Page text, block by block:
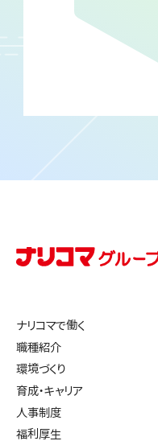
ナリコマで働く
職種紹介
環境づくり
育成・キャリア
人事制度
福利厚生